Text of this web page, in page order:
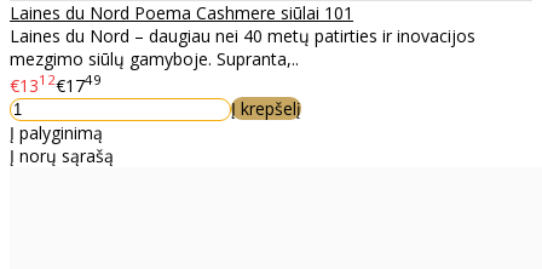
Laines du Nord Poema Cashmere siūlai 101
Laines du Nord – daugiau nei 40 metų patirties ir inovacijos
mezgimo siūlų gamyboje. Supranta,..
€1312€1749
Į krepšelį
Į palyginimą
Į norų sąrašą